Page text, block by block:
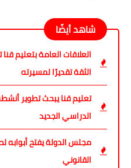
شاهد أيضًا
العلاقات العامة بتعليم
الثقة تقديرًا لمسيرته
تعليم قنا يبحث تطوير
الدراسي الجديد
مجلس الدولة يفتح أبوابه
القانوني